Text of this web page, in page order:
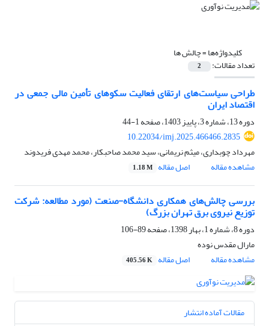
کلیدواژه‌ها =چالش ها
تعداد مقالات: 2
طراحی سیاست‌های ارتقای فعالیت سکوهای تأمین مالی جمعی در
اقتصاد ایران
دوره 13، شماره 3، پاییز 1403، صفحه
1-44
10.22034/imj.2025.466466.2835
مهرداد چوبداری، میثم نریمانی، سید محمد صاحبکار، محمد مهدی فریدوند
مشاهده مقاله
اصل مقاله 1.18 M
بررسی چالش‌های همکاری دانشگاه-صنعت (مورد مطالعه: شرکت
توزیع نیروی برق تهران بزرگ)
دوره 8، شماره 1، بهار 1398، صفحه
89-106
مارال مقدس نوده
مشاهده مقاله
اصل مقاله 405.56 K
مقالات آماده انتشار